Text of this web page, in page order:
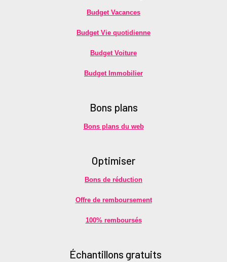
Budget Vacances
Budget Vie quotidienne
Budget Voiture
Budget Immobilier
Bons plans
Bons plans du web
Optimiser
Bons de réduction
Offre de remboursement
100% remboursés
Échantillons gratuits